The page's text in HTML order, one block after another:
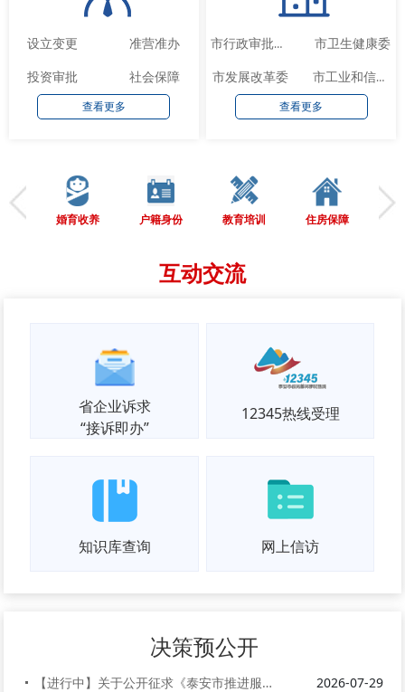
设立变更
准营准办
投资审批
社会保障
查看更多
市行政审批服务局
市卫生健康委
市发展改革委
市工业和信息化局
查看更多
婚育收养 户籍身份 教育培训 住房保障
互动交流
省企业诉求
“接诉即办”
12345热线受理
知识库查询 网上信访
决策预公开
【进行中】关于公开征求《泰安市推进服务业扩能提质行动方案（征求意见稿）...
2026-07-29